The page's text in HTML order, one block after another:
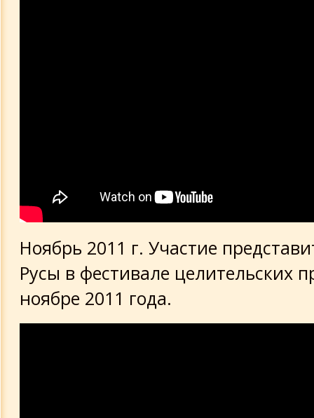
Ноябрь 2011 г. Участие
Русы в фестивале целительских
ноябре 2011 года.